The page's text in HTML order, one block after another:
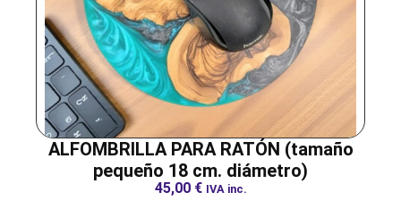
ALFOMBRILLA PARA RATÓN (tamaño
pequeño 18 cm. diámetro)
45,00 € IVA inc.